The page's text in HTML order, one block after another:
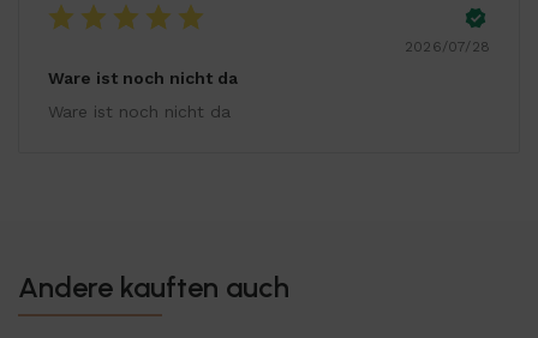
2026/07/28
Ware ist noch nicht da
Ware ist noch nicht da
Andere kauften auch